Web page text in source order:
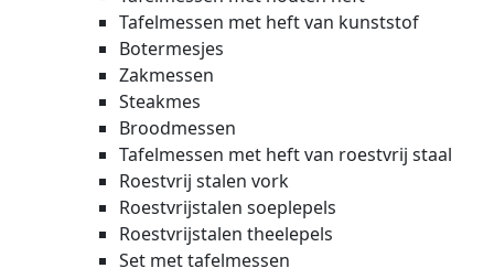
Tafelmessen met heft van kunststof
Botermesjes
Zakmessen
Steakmes
Broodmessen
Tafelmessen met heft van roestvrij staal
Roestvrij stalen vork
Roestvrijstalen soeplepels
Roestvrijstalen theelepels
Set met tafelmessen